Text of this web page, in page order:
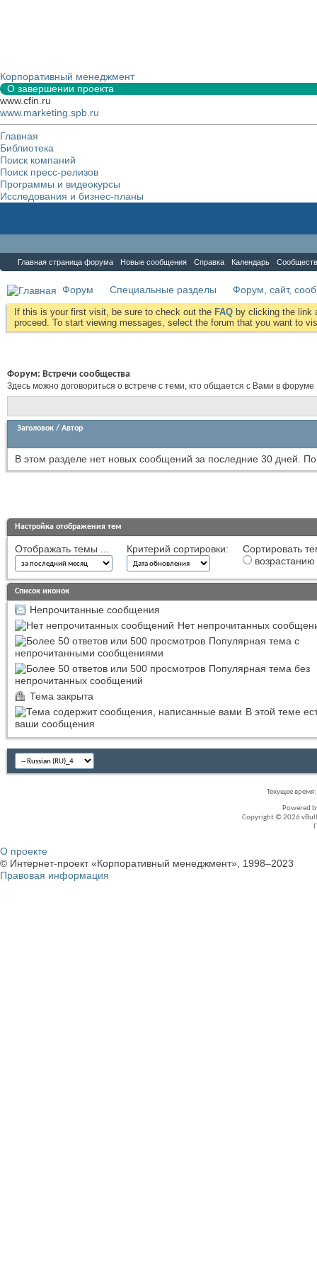
Корпоративный менеджмент
О завершении проекта
www.cfin.ru
www.marketing.spb.ru
Главная
Библиотека
Поиск компаний
Поиск пресс-релизов
Программы и видеокурсы
Исследования и бизнес-планы
Главная страница форума Новые сообщения Справка Календарь
Форум Специальные разделы Форум, сайт,
If this is your first visit, be sure to check out the FAQ by clicking the link
proceed. To start viewing messages, select the forum that you want to
Форум: Встречи сообщества
Здесь можно договориться о встрече с теми, кто общается с Вами в форуме
Заголовок / Автор
В этом разделе нет новых сообщений за последние 30 дней.
Настройка отображения тем
Отображать темы ... Критерий сортировки:
Сортировать
возрастанию
Список иконок
Непрочитанные сообщения
Нет непрочитанных
Популярная тема с
непрочитанными сообщениями
Популярная тема без
непрочитанных сообщений
Тема закрыта
В этой теме
ваши сообщения
Текущее время:
Powered
Copyright © 2026
О проекте
© Интернет-проект «Корпоративный менеджмент», 1998–2023
Правовая информация